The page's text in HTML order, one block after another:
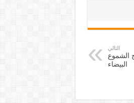
التالي
الشموع
البيضاء